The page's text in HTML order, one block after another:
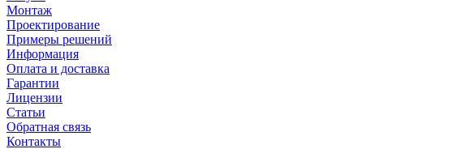
Монтаж
Проектирование
Примеры решений
Информация
Оплата и доставка
Гарантии
Лицензии
Статьи
Обратная связь
Контакты